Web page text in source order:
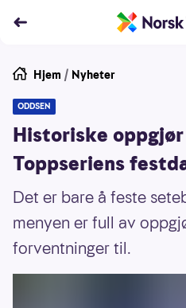
Hjem / Nyheter
ODDSEN
Historiske
Toppseriens
Det er bare å feste
menyen er full av
forventninger til.